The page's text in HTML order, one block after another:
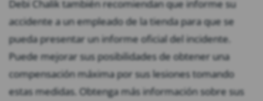
Debi Chalik también recomiendan que informe su
accidente a un empleado de la tienda para que se
pueda presentar un informe oficial del incidente.
Puede mejorar sus posibilidades de obtener una
compensación máxima por sus lesiones tomando
estas medidas. Obtenga más información sobre sus